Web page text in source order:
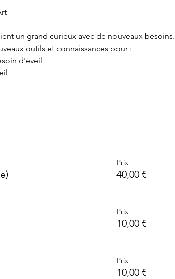
un grand curieux avec de nouveaux besoins.
outils et connaissances pour :
d'éveil
Prix
40,00 €
Prix
10,00 €
Prix
10,00 €